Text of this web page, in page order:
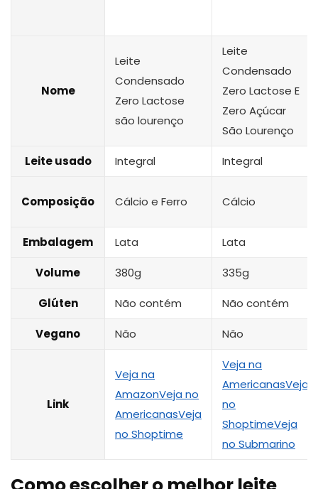
Nome
Leite
Condensado
Zero Lactose
são lourenço
Leite
Condensado
Zero Lactose E
Zero Açúcar
São Lourenço
Leite usado Integral Integral
Composição Cálcio e Ferro Cálcio
Embalagem Lata Lata
Volume 380g 335g
Glúten Não contém Não contém
Vegano Não Não
Link
Veja na
AmazonVeja no
AmericanasVeja
no Shoptime
Veja na
AmericanasVeja
no
ShoptimeVeja
no Submarino